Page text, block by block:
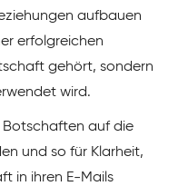
aufbauen
erfolgreichen
gehört, sondern
wird.
Botschaften auf die
und so für Klarheit,
in ihren E-Mails